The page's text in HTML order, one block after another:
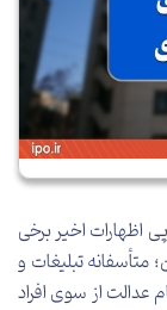
اظهارات اخیر برخی
متأسفانه تبلیغات و
عدالت از سوی افراد